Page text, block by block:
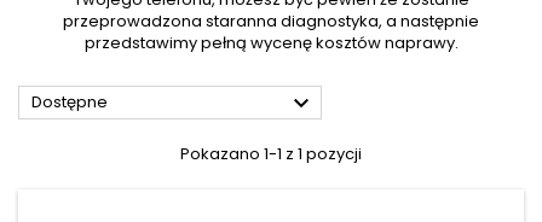
przeprowadzona staranna diagnostyka, a następnie
przedstawimy pełną wycenę kosztów naprawy.
Dostępne 
Pokazano 1-1 z 1 pozycji